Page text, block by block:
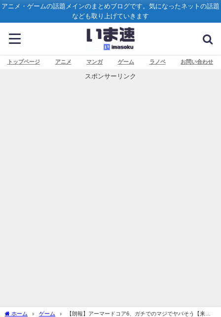
アニメ・ゲームの話題メインのまとめブログです。気になったネットの話題
なども取り上げていきます
トップページ アニメ マンガ ゲーム ラノベ お問い合わせ
スポンサーリンク
ホーム ゲーム
【朗報】アーマードコア6、ガチでのマジでヤバそう【来週